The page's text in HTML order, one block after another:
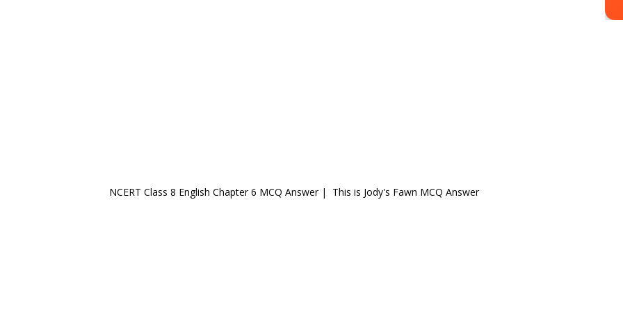
NCERT Class 8 English Chapter 6 MCQ Answer | This is Jody's Fawn MCQ Answer